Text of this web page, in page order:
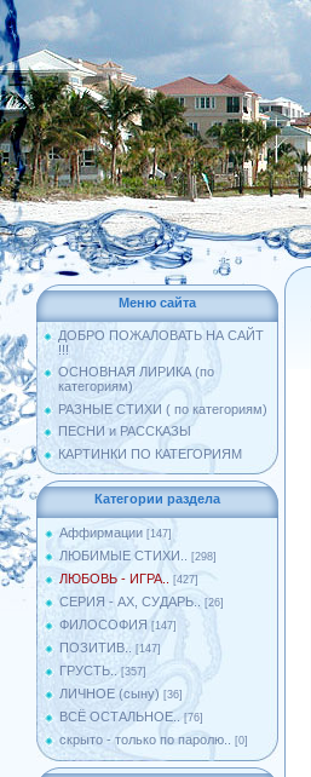
Меню сайта
ДОБРО ПОЖАЛОВАТЬ НА САЙТ
!!!
ОСНОВНАЯ ЛИРИКА (по
категориям)
РАЗНЫЕ СТИХИ ( по категориям)
ПЕСНИ и РАССКАЗЫ
КАРТИНКИ ПО КАТЕГОРИЯМ
Категории раздела
Аффирмации [147]
ЛЮБИМЫЕ СТИХИ.. [298]
ЛЮБОВЬ - ИГРА.. [427]
СЕРИЯ - АХ, СУДАРЬ.. [26]
ФИЛОСОФИЯ [147]
ПОЗИТИВ.. [147]
ГРУСТЬ.. [357]
ЛИЧНОЕ (сыну) [36]
ВСЁ ОСТАЛЬНОЕ.. [76]
скрыто - только по паролю.. [0]